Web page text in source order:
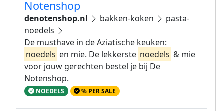
Notenshop
denotenshop.nl bakken-koken
pasta-
noedels
De musthave in de Aziatische keuken:
noedels en mie. De lekkerste noedels & mie
voor jouw gerechten bestel je bij De
Notenshop.
NOEDELS % PER SALE